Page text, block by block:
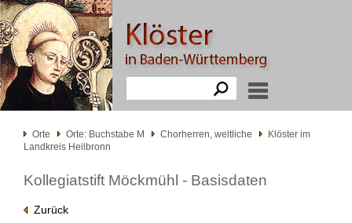
Orte Orte: Buchstabe M Chorherren, weltliche
Klöster im
Landkreis Heilbronn
Kollegiatstift Möckmühl - Basisdaten
Zurück